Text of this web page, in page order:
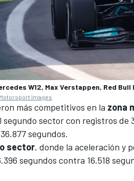
W12, Max Verstappen, Red Bull
Motorsport Images
más competitivos en la zona
segundo sector con registros de
segundos.
sector, donde la aceleración y
segundos contra 16.518